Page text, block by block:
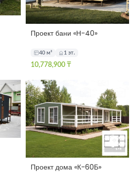
Проект бани «Н-40»
40 м² 1 эт.
10,778,900 ₸
Проект дома «К-60Б»